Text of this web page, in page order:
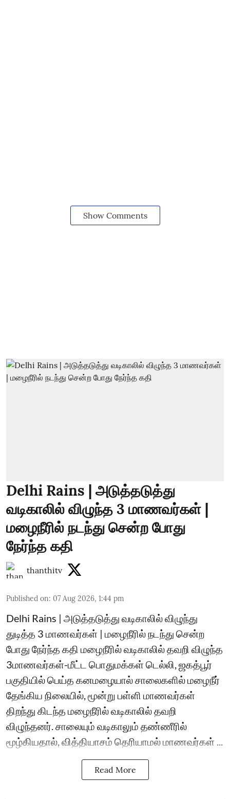
Show Comments
Delhi Rains | அடுத்தடுத்து
வடிகாலில் விழுந்த 3 மாணவர்கள் |
மழைநீரில் நடந்து சென்ற போது
நேர்ந்த கதி
thanthitv
Published on: 07 Aug 2026, 1:44 pm
Delhi Rains | அடுத்தடுத்து வடிகாலில் விழுந்து
துடித்த 3 மாணவர்கள் | மழைநீரில் நடந்து சென்ற
போது நேர்ந்த கதி மழைநீரில் வடிகாலில் தவறி விழுந்த
3மாணவர்கள்-மீட்ட பொதுமக்கள் டெல்லி, ஜகத்பூர்
பகுதியில் பெய்த கனமழையால் சாலைகளில் மழைநீர்
தேங்கிய நிலையில், மூன்று பள்ளி மாணவர்கள்
திறந்து கிடந்த மழைநீரில் வடிகாலில் தவறி
விழுந்தனர். சாலையும் வடிகாலும் தண்ணீரில்
மூழ்கியதால், வித்தியாசம் தெரியாமல் மாணவர்கள் ...
Read More